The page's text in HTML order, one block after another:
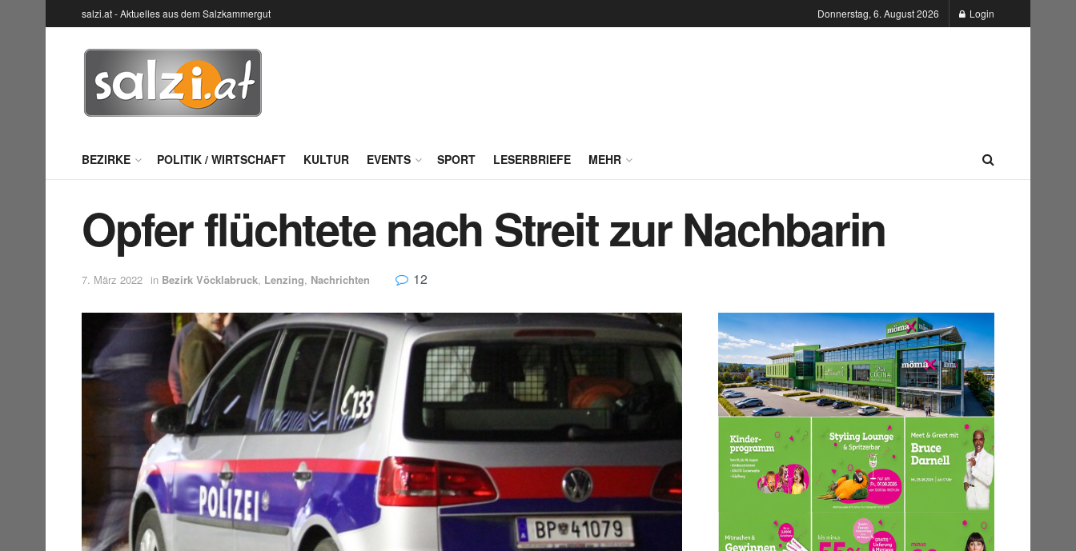
salzi.at - Aktuelles aus dem Salzkammergut Donnerstag, 6. August 2026 Login
BEZIRKE POLITIK / WIRTSCHAFT KULTUR EVENTS SPORT LESERBRIEFE MEHR
Opfer flüchtete nach Streit zur Nachbarin
7. März 2022 in Bezirk Vöcklabruck, Lenzing, Nachrichten 12